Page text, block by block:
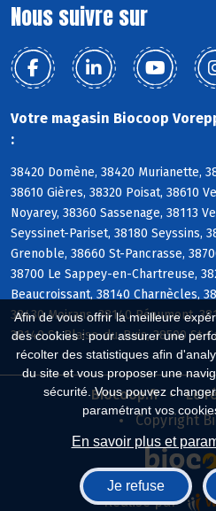
Afin de vous offrir la meilleure
des cookies : pour assurer une
récolter des statistiques afin
du site et vous proposer une
sécurité. Vous pouvez
paramétrant vos
En savoir plus et
Je refuse
Nous suivre sur
Votre magasin Biocoop
:
38420 Domène, 38420 Murianette,
38610 Gières, 38320 Poisat, 38610
Noyarey, 38360 Sassenage, 38113
Seyssinet-Pariset, 38180 Seyssins,
Grenoble, 38660 St-Pancrasse,
38700 Le Sappey-en-Chartreuse,
Beaucroissant, 38140 Charnècles,
38430 Moirans, 38140 Réaumont,
38140 St-Blaise-du-Buis, 38500 St-
Biocoop.fr
Le
Copyright
Réalisé par